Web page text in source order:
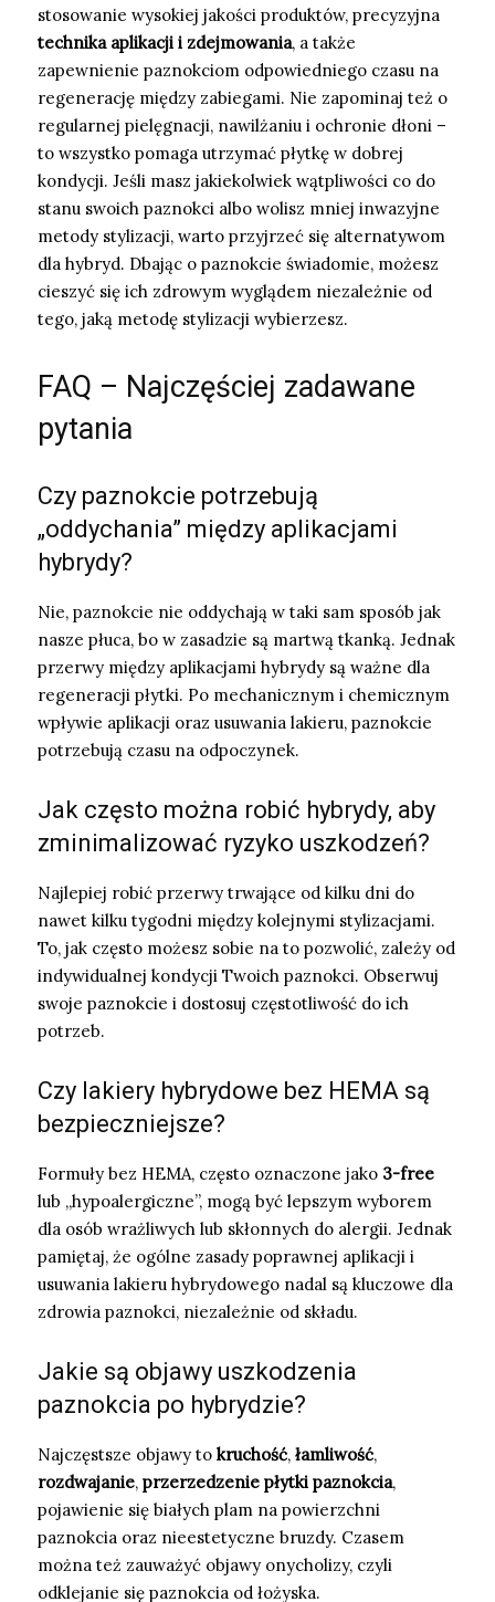
stosowanie wysokiej jakości produktów, precyzyjna
technika aplikacji i zdejmowania, a także
zapewnienie paznokciom odpowiedniego czasu na
regenerację między zabiegami. Nie zapominaj też o
regularnej pielęgnacji, nawilżaniu i ochronie dłoni –
to wszystko pomaga utrzymać płytkę w dobrej
kondycji. Jeśli masz jakiekolwiek wątpliwości co do
stanu swoich paznokci albo wolisz mniej inwazyjne
metody stylizacji, warto przyjrzeć się alternatywom
dla hybryd. Dbając o paznokcie świadomie, możesz
cieszyć się ich zdrowym wyglądem niezależnie od
tego, jaką metodę stylizacji wybierzesz.
FAQ – Najczęściej zadawane
pytania
Czy paznokcie potrzebują
„oddychania” między aplikacjami
hybrydy?
Nie, paznokcie nie oddychają w taki sam sposób jak
nasze płuca, bo w zasadzie są martwą tkanką. Jednak
przerwy między aplikacjami hybrydy są ważne dla
regeneracji płytki. Po mechanicznym i chemicznym
wpływie aplikacji oraz usuwania lakieru, paznokcie
potrzebują czasu na odpoczynek.
Jak często można robić hybrydy, aby
zminimalizować ryzyko uszkodzeń?
Najlepiej robić przerwy trwające od kilku dni do
nawet kilku tygodni między kolejnymi stylizacjami.
To, jak często możesz sobie na to pozwolić, zależy od
indywidualnej kondycji Twoich paznokci. Obserwuj
swoje paznokcie i dostosuj częstotliwość do ich
potrzeb.
Czy lakiery hybrydowe bez HEMA są
bezpieczniejsze?
Formuły bez HEMA, często oznaczone jako 3-free
lub „hypoalergiczne”, mogą być lepszym wyborem
dla osób wrażliwych lub skłonnych do alergii. Jednak
pamiętaj, że ogólne zasady poprawnej aplikacji i
usuwania lakieru hybrydowego nadal są kluczowe dla
zdrowia paznokci, niezależnie od składu.
Jakie są objawy uszkodzenia
paznokcia po hybrydzie?
Najczęstsze objawy to kruchość, łamliwość,
rozdwajanie, przerzedzenie płytki paznokcia,
pojawienie się białych plam na powierzchni
paznokcia oraz nieestetyczne bruzdy. Czasem
można też zauważyć objawy onycholizy, czyli
odklejanie się paznokcia od łożyska.